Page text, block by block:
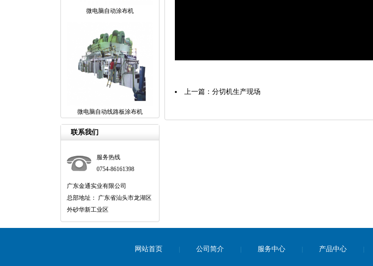
微电脑自动涂布机
微电脑自动线路板涂布机
联系我们
服务热线
0754-86161398
广东金通实业有限公司
总部地址： 广东省汕头市龙湖区
外砂华新工业区
上一篇： 分切机生产现场
网站首页 公司简介 服务中心 产品中心